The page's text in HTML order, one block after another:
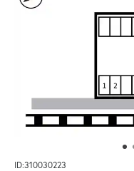
ID:310030223